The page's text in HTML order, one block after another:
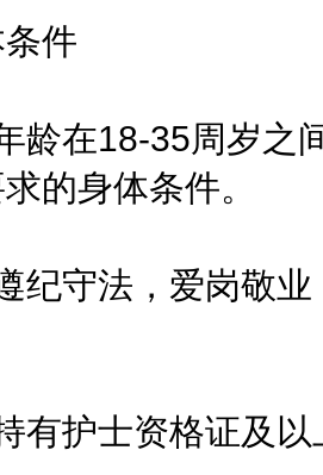
件
在18-35周岁之间
的身体条件。
守法，爱岗敬业
护士资格证及以